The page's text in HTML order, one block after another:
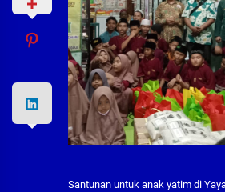
Santunan untuk anak yatim di